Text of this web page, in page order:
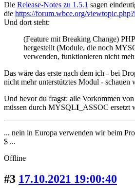
Die Release-Notes zu 1.5.1 sagen
die https://forum.wbce.org/
Und dort steht:
(Feature mit Breaking Change)
hergestellt (Module, die noch
verwenden, funktionieren nicht
Das wäre das erste nach dem ich - bei
nicht mehr unterstütztes Modul - schauen
Und bevor du fragst: alle Vorkommen
müssen durch MYSQLI _ASSOC ersetzt
... nein in Europa verwenden wir beim
$ ...
Offline
#3 17.10.2021 19:00:40